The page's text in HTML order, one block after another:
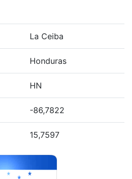
La Ceiba
Honduras
HN
-86,7822
15,7597